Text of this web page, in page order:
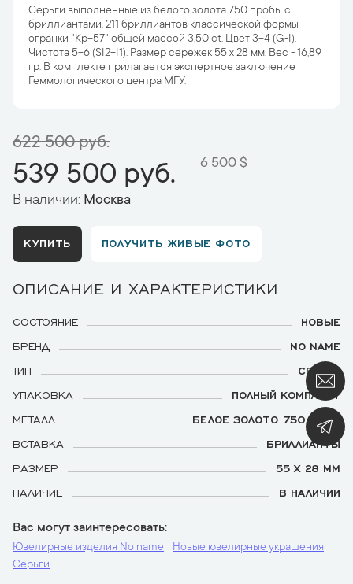
Серьги выполненные из белого золота 750 пробы с
бриллиантами. 211 бриллиантов классической формы
огранки "Кр-57" общей массой 3,50 ct. Цвет 3-4 (G-I).
Чистота 5-6 (SI2-I1). Размер сережек 55 х 28 мм. Вес - 16,89
гр. В комплекте прилагается экспертное заключение
Геммологического центра МГУ.
622 500 руб.
539 500 руб. 6 500 $
В наличии: Москва
КУПИТЬ ПОЛУЧИТЬ ЖИВЫЕ ФОТО
ОПИСАНИЕ И ХАРАКТЕРИСТИКИ
СОСТОЯНИЕ
НОВЫЕ
БРЕНД
NO NAME
ТИП
СЕРЬГИ
УПАКОВКА
ПОЛНЫЙ КОМПЛЕКТ
МЕТАЛЛ
БЕЛОЕ ЗОЛОТО 750 ПРОЫ
ВСТАВКА
БРИЛЛИАНТЫ
РАЗМЕР
55 Х 28 ММ
НАЛИЧИЕ
В НАЛИЧИИ
Вас могут заинтересовать
Ювелирные изделия No name
Новые ювелирные украшения
Серьги